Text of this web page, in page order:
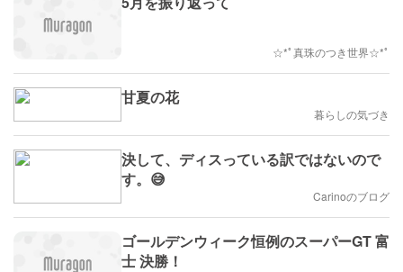
☆*ﾟ真珠のつき世界☆*ﾟ
甘夏の花
暮らしの気づき
決して、ディスっている訳ではないので
す。😅
Carinoのブログ
ゴールデンウィーク恒例のスーパーGT 富
士 決勝！